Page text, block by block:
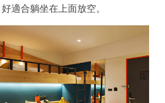
適合躺坐在上面放空。